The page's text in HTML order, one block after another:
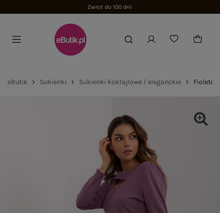
Zwrot do 100 dni
eButik Sukienki Sukienki koktajlowe / eleganckie